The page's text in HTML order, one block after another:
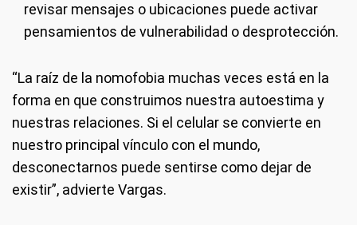
revisar mensajes o ubicaciones puede activar
pensamientos de vulnerabilidad o desprotección.
“La raíz de la nomofobia muchas veces está en la
forma en que construimos nuestra autoestima y
nuestras relaciones. Si el celular se convierte en
nuestro principal vínculo con el mundo,
desconectarnos puede sentirse como dejar de
existir”, advierte Vargas.